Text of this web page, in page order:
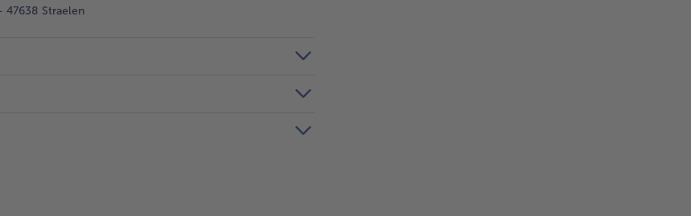
Straelen